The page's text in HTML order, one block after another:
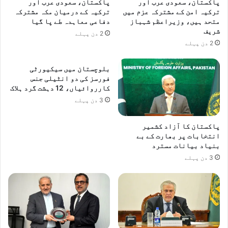
پاکستان، سعودی عرب اور
ترکیہ امن کے مشترکہ عزم میں
متحد ہیں، وزیراعظم شہباز
شریف
2 دن پہلے
پاکستان، سعودی عرب اور
ترکیہ کے درمیان مکہ مشترکہ
دفاعی معاہدہ طے پا گیا
2 دن پہلے
پاکستان کا آزاد کشمیر
انتخابات پر بھارت کے بے
بنیاد بیانات مسترد
3 دن پہلے
بلوچستان میں سیکیورٹی
فورسز کی دو انٹیلی جنس
کارروائیاں، 12 دہشت گرد ہلاک
3 دن پہلے